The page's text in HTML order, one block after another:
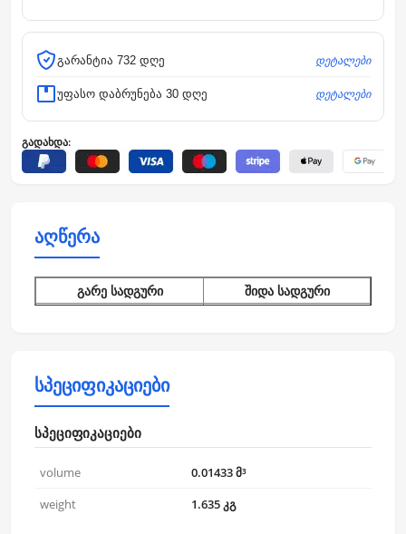
გარანტია 732 დღე დეტალები
უფასო დაბრუნება 30 დღე დეტალები
გადახდა:
აღწერა
გარე სადგური შიდა სადგური
ოპერაციული სისტემა:
Linux
ოპერატიული მეხსიერება
RAM: 128 MB
ვიდეო მახასიათებლები
სისტემური
სპეციფიკაციები
სპეციფიკაციები
volume
0.01433 მ³
weight
1.635 კგ